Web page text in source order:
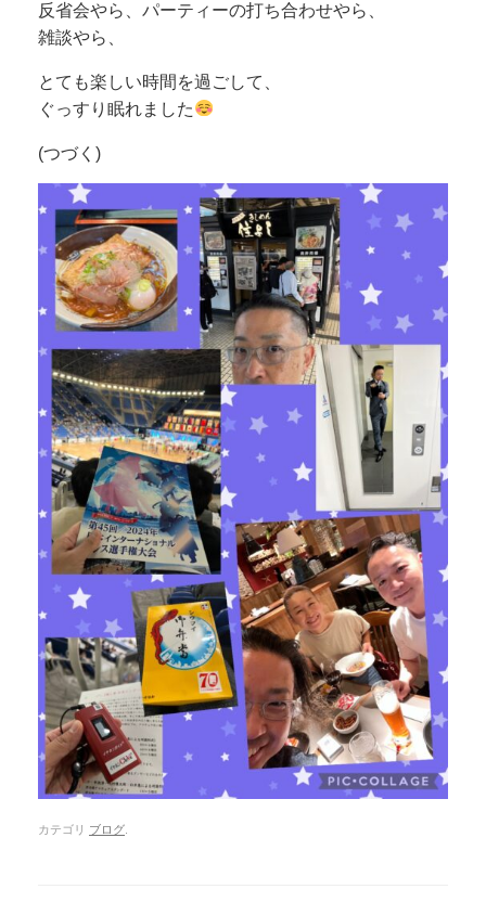
反省会やら、パーティーの打ち合わせやら、
雑談やら、
とても楽しい時間を過ごして、
ぐっすり眠れました
(つづく)
カテゴリ ブログ